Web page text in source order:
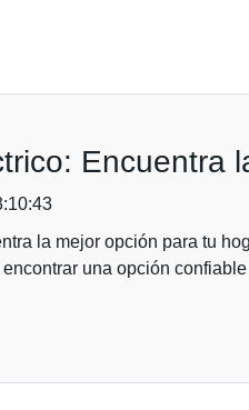
Encuentra
la mejor opción para tu
una opción